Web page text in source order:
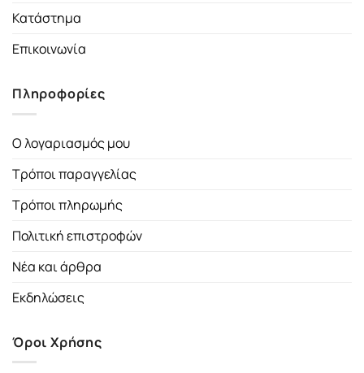
Κατάστημα
Επικοινωνία
Πληροφορίες
Ο λογαριασμός μου
Τρόποι παραγγελίας
Τρόποι πληρωμής
Πολιτική επιστροφών
Νέα και άρθρα
Εκδηλώσεις
Όροι Χρήσης